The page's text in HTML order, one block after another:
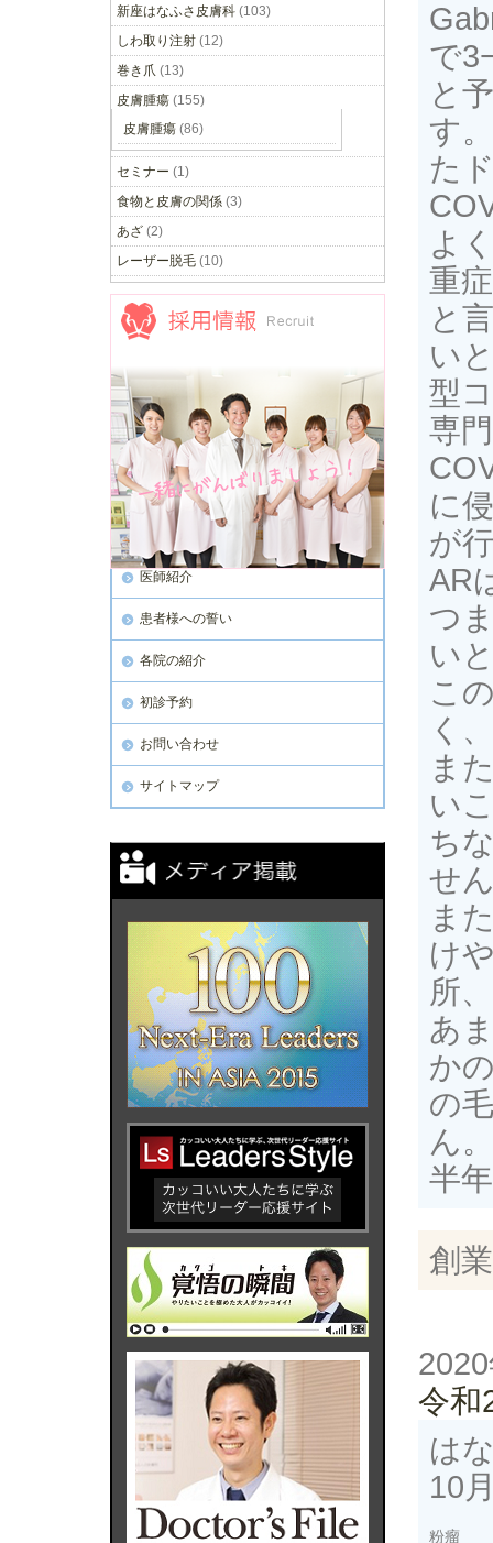
で
と
す
た
よ
重
と
い
型
専
に
が
AR
つ
い
こ
く
ま
い
ち
せ
ま
け
所
あ
か
の
ん。
半
創
令和
は
10
粉瘤
新座はなふさ皮膚科 (103)
しわ取り注射 (12)
巻き爪 (13)
皮膚腫瘍 (155)
皮膚腫瘍 (86)
セミナー (1)
食物と皮膚の関係 (3)
あざ (2)
レーザー脱毛 (10)
採用情報
医師紹介
患者様への誓い
各院の紹介
初診予約
お問い合わせ
サイトマップ